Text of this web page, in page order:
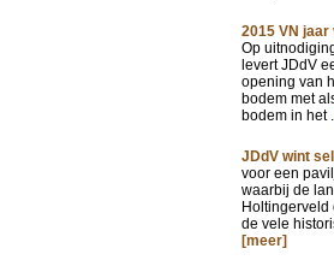
2015 VN jaar
Op
levert JDdV
opening van
bodem met
bodem in het
JDdV wint
voor een
waarbij de
Holtingerveld
de vele
[meer]